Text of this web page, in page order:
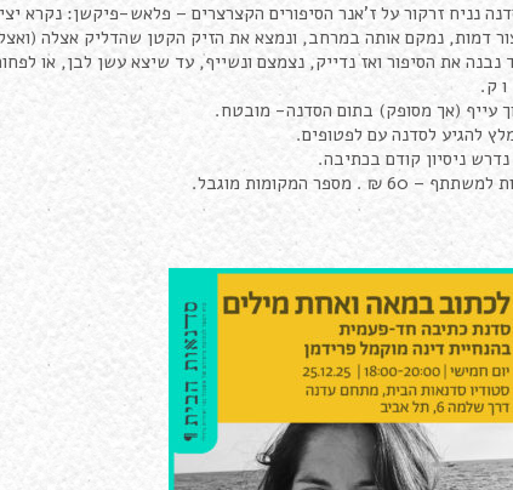
נניח זרקור על ז'אנר הסיפורים הקצרצרים – פלאש-פיקשן: נקרא
דמות, נמקם אותה במרחב, ונמצא את הזיק הקטן שהדליק אצלה
נבנה את הסיפור ואז נדייק, נצמצם ונשייף, עד שיצא עשן לבן, או
ו ק.
עייף (אך מסופק) בתום הסדנה- מובטח.
להגיע לסדנה עם לפטופים.
ניסיון קודם בכתיבה.
– 60 ₪ . מספר המקומות מוגבל.